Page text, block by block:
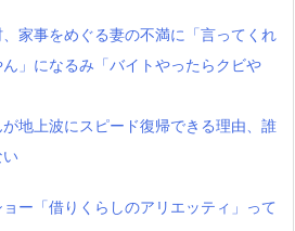
家事をめぐる妻の不満に「言ってくれ
」になるみ「バイトやったらクビや
地上波にスピード復帰できる理由、誰
い
ー「借りくらしのアリエッティ」って